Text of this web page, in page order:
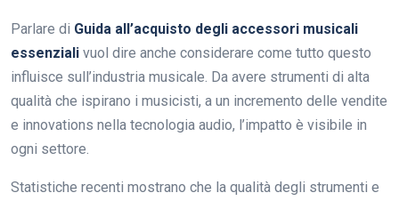
Parlare di Guida all’acquisto degli accessori musicali
essenziali vuol dire anche considerare come tutto questo
influisce sull’industria musicale. Da avere strumenti di alta
qualità che ispirano i musicisti, a un incremento delle vendite
e innovations nella tecnologia audio, l’impatto è visibile in
ogni settore.
Statistiche recenti mostrano che la qualità degli strumenti e